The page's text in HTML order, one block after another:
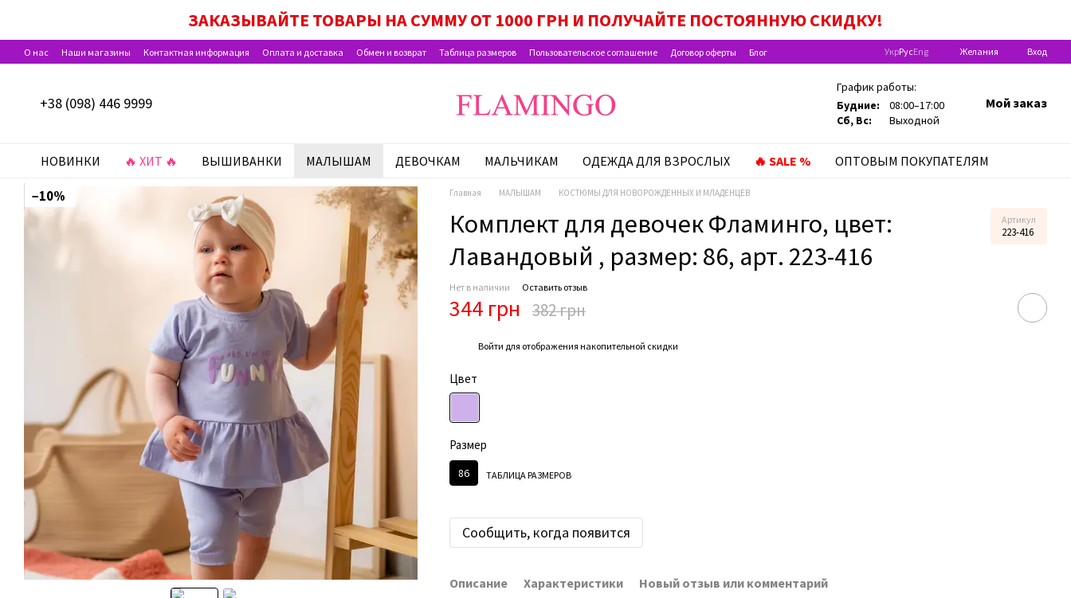
ЗАКАЗЫВАЙТЕ ТОВАРЫ НА СУММУ ОТ 1000 ГРН И ПОЛУЧАЙТЕ ПОСТОЯННУЮСКИДКУ!
ДЕЙСТВУЮТ АКЦИИ «НАБОР ДЛЯ МАЛЫША», «НАБОР ДЛЯ ШКОЛЬНИКА» И «ВЫПЛАТЫ НА РЕБEНКА ДО ГОДА»!
О нас Наши магазины Контактная информация Оплата и доставка Обмен и возврат Таблица размеров Пользовательское соглашение Договор оферты
Блог
Программа лояльности
Отзывы о магазине
УкрРусEng Желания Вход
+38 (098) 446 9999
График работы:
Будние:
08:00–17:00
Сб, Вс:
Выходной
Мой заказ
НОВИНКИ 🔥 ХИТ 🔥 ВЫШИВАНКИ МАЛЫШАМ ДЕВОЧКАМ МАЛЬЧИКАМ ОДЕЖДА ДЛЯ ВЗРОСЛЫХ 🔥 SALE % ОПТОВЫМ ПОКУПАТЕЛЯМ
−10% Главная МАЛЫШАМ КОСТЮМЫ ДЛЯ НОВОРОЖДЕННЫХ И МЛАДЕНЦЕВ
Комплект для девочек Фламинго, цвет:
Лавандовый , размер: 86, арт. 223-416
Артикул
223-416
Нет в наличии Оставить отзыв
344 грн 382 грн
Войти для отображения накопительной скидки
Цвет
Размер
86 ТАБЛИЦА РАЗМЕРОВ
Сообщить, когда появится
Описание Характеристики Новый отзыв или комментарий